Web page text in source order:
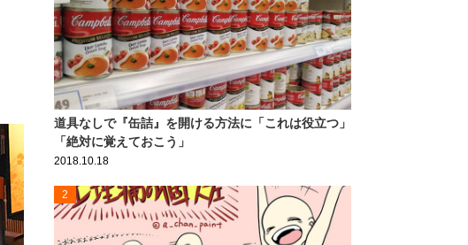
道具なしで『缶詰』を開ける方法に「これは役立つ」
「絶対に覚えておこう」
2018.10.18
2